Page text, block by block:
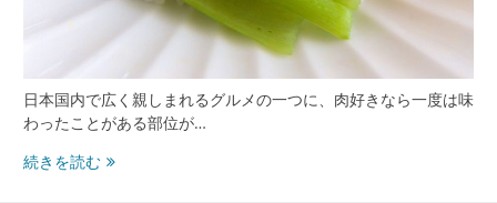
底
解
剖
日本国内で広く親しまれるグルメの一つに、肉好きなら一度は味
わったことがある部位が…
続きを読む家